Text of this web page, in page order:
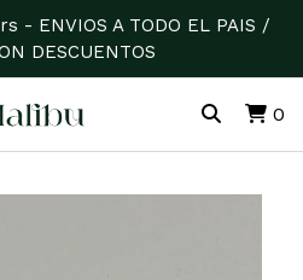
- ENVIOS A TODO EL PAIS /
DESCUENTOS
0